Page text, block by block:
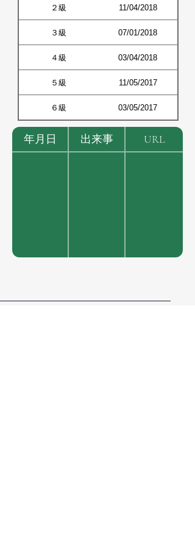
２級 11/04/2018
３級 07/01/2018
４級 03/04/2018
５級 11/05/2017
６級 03/05/2017
年月日 出来事 URL